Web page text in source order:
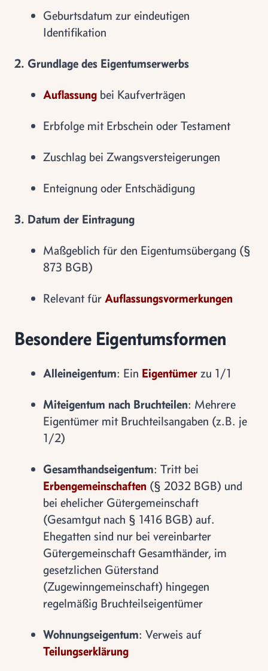
Geburtsdatum zur eindeutigen
Identifikation
2. Grundlage des Eigentumserwerbs
Auflassung bei Kaufverträgen
Erbfolge mit Erbschein oder Testament
Zuschlag bei Zwangsversteigerungen
Enteignung oder Entschädigung
3. Datum der Eintragung
Maßgeblich für den Eigentumsübergang (§
873 BGB)
Relevant für Auflassungsvormerkungen
Besondere Eigentumsformen
Alleineigentum: Ein Eigentümer zu 1/1
Miteigentum nach Bruchteilen: Mehrere
Eigentümer mit Bruchteilsangaben (z.B. je
1/2)
Gesamthandseigentum: Tritt bei
Erbengemeinschaften (§ 2032 BGB) und
bei ehelicher Gütergemeinschaft
(Gesamtgut nach § 1416 BGB) auf.
Ehegatten sind nur bei vereinbarter
Gütergemeinschaft Gesamthänder, im
gesetzlichen Güterstand
(Zugewinngemeinschaft) hingegen
regelmäßig Bruchteilseigentümer
Wohnungseigentum: Verweis auf
Teilungserklärung